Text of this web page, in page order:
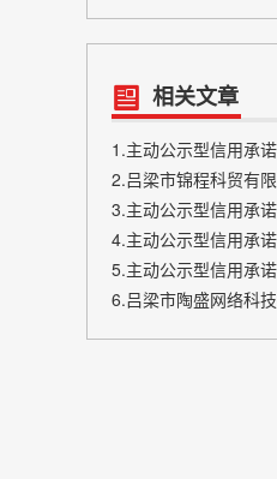
相关文章
1.主动公示型信用承
2.吕梁市锦程科贸有
3.主动公示型信用承
4.主动公示型信用承
5.主动公示型信用承
6.吕梁市陶盛网络科